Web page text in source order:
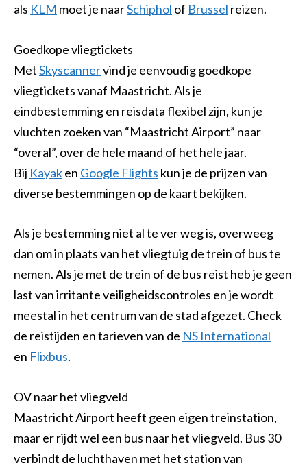
als KLM moet je naarSchiphol of Brussel reizen.
Goedkope vliegtickets
MetSkyscannervind je eenvoudig goedkope
vliegtickets vanaf Maastricht. Als je
eindbestemming en reisdata flexibel zijn, kun je
vluchten zoeken van “Maastricht Airport” naar
“overal”, over de hele maand of het hele jaar.
Bij Kayaken Google Flights kun je de prijzen van
diverse bestemmingen op de kaart bekijken.
Als je bestemming niet al te ver weg is, overweeg
dan om in plaats van het vliegtuig de trein of bus te
nemen. Als je met de trein of de bus reist heb je geen
last van irritante veiligheidscontroles en je wordt
meestal in het centrum van de stad afgezet. Check
de reistijden en tarieven van de NS International
en Flixbus.
OV naar het vliegveld
Maastricht Airport heeft geen eigen treinstation,
maar er rijdt wel een bus naar het vliegveld. Bus 30
verbindt de luchthaven met het station van